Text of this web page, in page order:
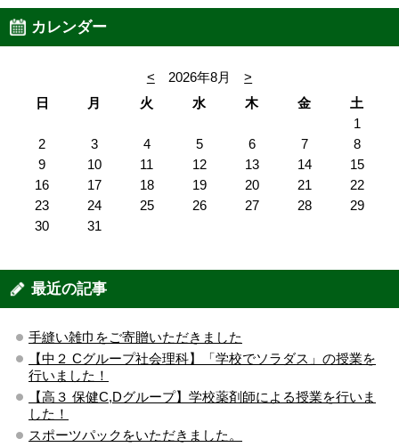
カレンダー
< 2026年8月
>
日
月 火 水 木 金
土
1
2
3 4 5 6 7
8
9
10 11 12 13 14
15
16
17 18 19 20 21
22
23
24 25 26 27 28
29
30
31
最近の記事
手縫い雑巾をご寄贈いただきました
【中２ Cグループ社会理科】「学校でソラダス」の授業を
行いました！
【高３ 保健C,Dグループ】学校薬剤師による授業を行いま
した！
スポーツパックをいただきました。